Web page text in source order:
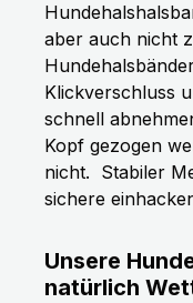
aber auch nicht
Klickverschluss
schnell
Kopf gezogen
nicht. Stabiler
sichere
Unsere
natürlich